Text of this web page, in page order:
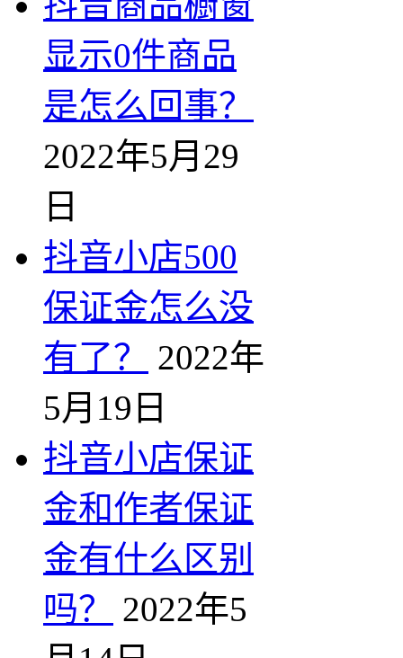
显示0件商品
是怎么回事？
2022年5月29
日
抖音小店500
保证金怎么没
有了？
2022年
5月19日
抖音小店保证
金和作者保证
金有什么区别
吗？
2022年5